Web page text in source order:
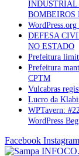
INDUSTRIAL
WordPress.org
DEFESA
NO ESTADO
Prefeitura
Prefeitura
CPTM
Vulcabras
Lucro da
WPTavern:
WordPress
Facebook Instagram